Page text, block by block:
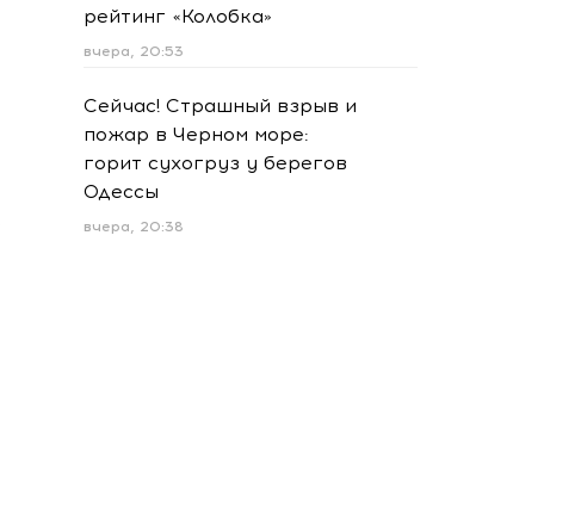
рейтинг «Колобка»
вчера, 20:53
Сейчас! Страшный взрыв и
пожар в Черном море:
горит сухогруз у берегов
Одессы
вчера, 20:38